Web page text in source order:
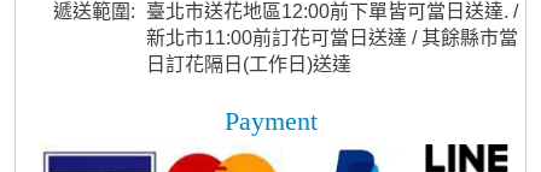
遞送範圍:
臺北市送花地區12:00前下單皆可當日送達. /
新北市11:00前訂花可當日送達 / 其餘縣市當
日訂花隔日(工作日)送達
Payment